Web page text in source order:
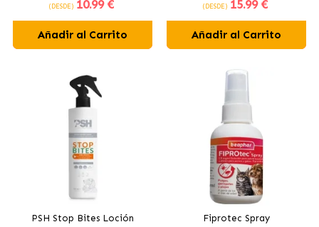
y gatos
(DESDE) 10.99 €
Añadir al Carrito
gatos
(DESDE) 15.99 €
Añadir al Carrito
PSH Stop Bites Loción
Fiprotec Spray